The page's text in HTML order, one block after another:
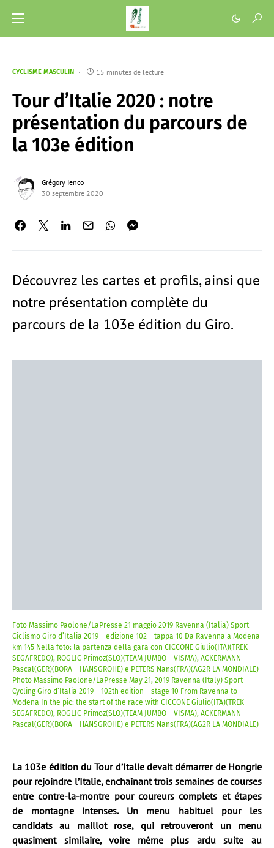
CYCLISME MASCULIN 15 minutes de lecture
Tour d’Italie 2020 : notre
présentation du parcours de
la 103e édition
Grégory Ienco
30 septembre 2020
Découvrez les cartes et profils, ainsi que
notre présentation complète du
parcours de la 103e édition du Giro.
Foto Massimo Paolone/LaPresse 21 maggio 2019 Ravenna (Italia) Sport
Ciclismo Giro d’Italia 2019 – edizione 102 – tappa 10 Da Ravenna a Modena
km 145 Nella foto: la partenza della gara con CICCONE Giulio(ITA)(TREK –
SEGAFREDO), ROGLIC Primoz(SLO)(TEAM JUMBO – VISMA), ACKERMANN
Pascal(GER)(BORA – HANSGROHE) e PETERS Nans(FRA)(AG2R LA MONDIALE)
Photo Massimo Paolone/LaPresse May 21, 2019 Ravenna (Italy) Sport
Cycling Giro d’Italia 2019 – 102th edition – stage 10 From Ravenna to
Modena In the pic: the start of the race with CICCONE Giulio(ITA)(TREK –
SEGAFREDO), ROGLIC Primoz(SLO)(TEAM JUMBO – VISMA), ACKERMANN
Pascal(GER)(BORA – HANSGROHE) e PETERS Nans(FRA)(AG2R LA MONDIALE)
La 103e édition du Tour d’Italie devait démarrer de Hongrie
pour rejoindre l’Italie, enchaînant trois semaines de courses
entre contre-la-montre pour coureurs complets et étapes
de montagne intenses. Un menu habituel pour les
candidats au maillot rose, qui retrouveront un menu
quasiment similaire, voire même plus ardu suite au